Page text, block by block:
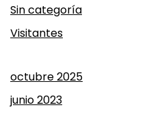
Sin categoría
Visitantes
octubre 2025
junio 2023